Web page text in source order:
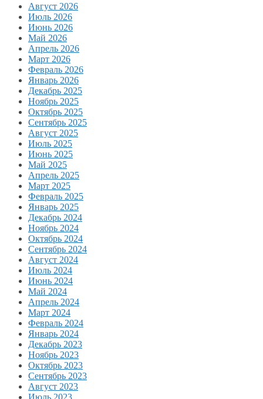
Август 2026
Июль 2026
Июнь 2026
Май 2026
Апрель 2026
Март 2026
Февраль 2026
Январь 2026
Декабрь 2025
Ноябрь 2025
Октябрь 2025
Сентябрь 2025
Август 2025
Июль 2025
Июнь 2025
Май 2025
Апрель 2025
Март 2025
Февраль 2025
Январь 2025
Декабрь 2024
Ноябрь 2024
Октябрь 2024
Сентябрь 2024
Август 2024
Июль 2024
Июнь 2024
Май 2024
Апрель 2024
Март 2024
Февраль 2024
Январь 2024
Декабрь 2023
Ноябрь 2023
Октябрь 2023
Сентябрь 2023
Август 2023
Июль 2023